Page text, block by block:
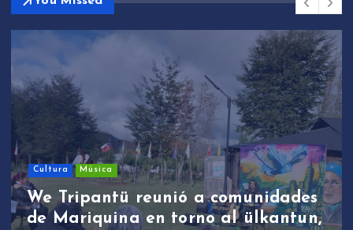
Cultura Música
We Tripantü reunió a comunidades
de Mariquina en torno al ülkantun,